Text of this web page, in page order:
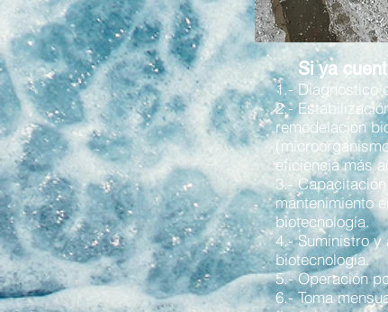
Si ya
1.- Diagnóstico
2.-
remodelación
eficiencia más
3.-
mantenimiento
biotecnología.
4.- Suministro y
biotecnología.
5.- Operación
6.- Toma